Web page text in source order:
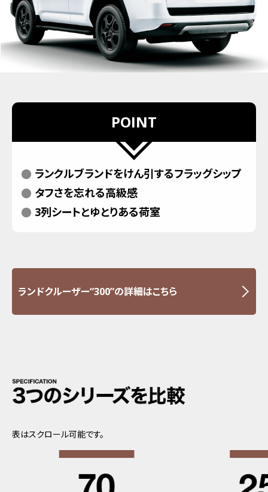
POINT
ランクルブランドをけん引するフラッグシップ
タフさを忘れる高級感
3列シートとゆとりある荷室
ランドクルーザー“300”の詳細はこちら
表はスクロール可能です。